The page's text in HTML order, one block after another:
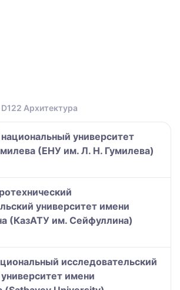
Архитектура
университет
(ЕНУ им. Л. Н. Гумилева)
университет имени
(КазАТУ им. Сейфуллина)
исследовательский
имени